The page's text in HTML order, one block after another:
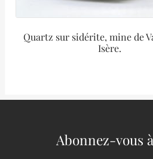
Quartz sur sidérite, mine de
Isère.
Abonnez-vous